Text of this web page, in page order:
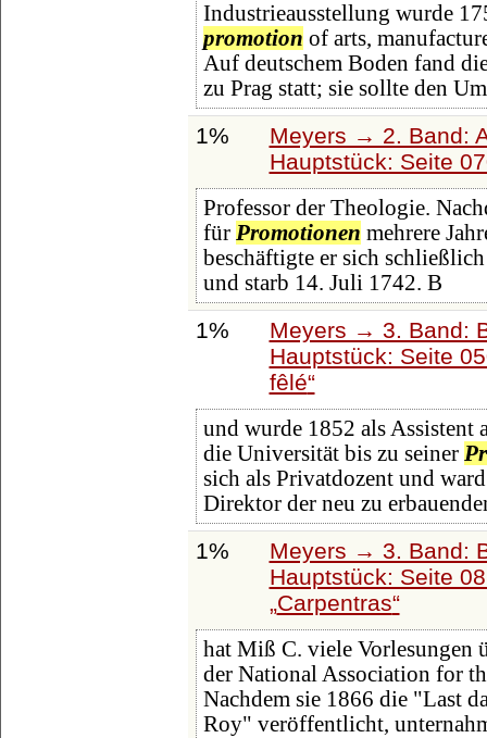
Industrieausstellung wurde
promotion of arts,
Auf deutschem Boden fand
zu Prag statt; sie sollte den
1%
Meyers → 2. Band:
Hauptstück: Seite
Professor der Theologie.
für Promotionen mehrere
beschäftigte er sich
und starb 14. Juli 1742. B
1%
Meyers → 3. Band:
Hauptstück: Seite
fêlé
und wurde 1852 als Assistent
die Universität bis zu seiner
sich als Privatdozent und
Direktor der neu zu
1%
Meyers → 3. Band:
Hauptstück: Seite
Carpentras
hat Miß C. viele Vorlesungen
der National Association for
Nachdem sie 1866 die "Last
Roy" veröffentlicht,